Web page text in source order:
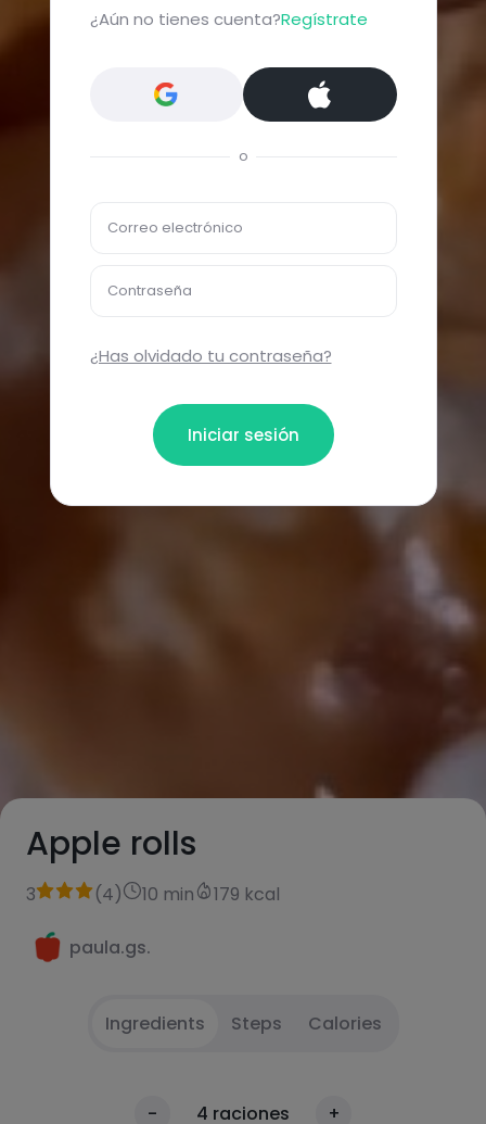
Apple rolls
3 (4) 10 min 179 kcal
paula.gs.
Ingredients Steps Calories
- 4 raciones +
Mix the chopped apple with erythriol and
¿Aún no tienes cuenta?Regístrate
o
Correo electrónico
Contraseña
¿Has olvidado tu contraseña?
Iniciar sesión